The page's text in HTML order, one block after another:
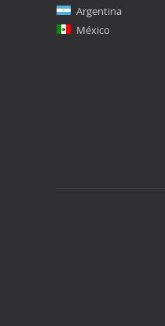
Argentina
México